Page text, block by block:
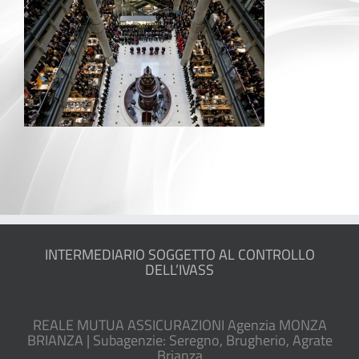
INTERMEDIARIO SOGGETTO AL CONTROLLO
DELL’IVASS
REALE MUTUA ASSICURAZIONI Agenzia MONZA
BRIANZA | Subagenzie: Seregno, Brugherio, Agrate